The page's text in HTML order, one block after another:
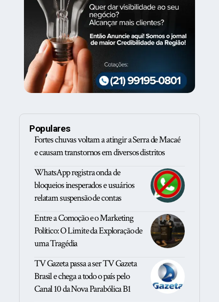
Populares
Fortes chuvas voltam a atingir a Serra de Macaé
e causam transtornos em diversos distritos
WhatsApp registra onda de
bloqueios inesperados e usuários
relatam suspensão de contas
Entre a Comoção e o Marketing
Político: O Limite da Exploração de
uma Tragédia
TV Gazeta passa a ser TV Gazeta
Brasil e chega a todo o país pelo
Canal 10 da Nova Parabólica B1